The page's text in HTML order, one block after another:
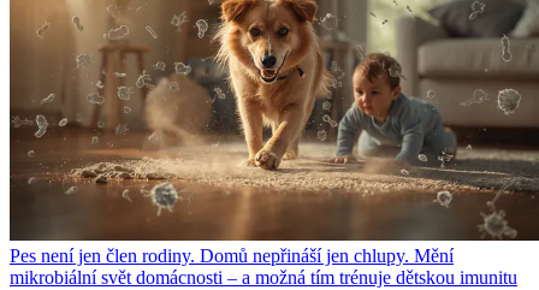
Pes není jen člen rodiny. Domů nepřináší jen chlupy. Mění
mikrobiální svět domácnosti – a možná tím trénuje dětskou imunitu